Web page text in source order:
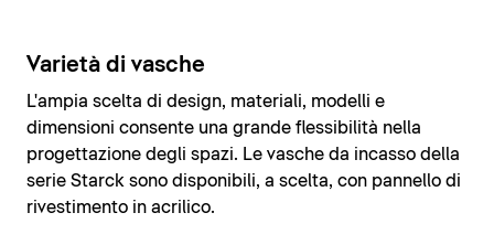
Varietà di vasche
L'ampia scelta di design, materiali, modelli e
dimensioni consente una grande flessibilità nella
progettazione degli spazi. Le vasche da incasso della
serie Starck sono disponibili, a scelta, con pannello di
rivestimento in acrilico.